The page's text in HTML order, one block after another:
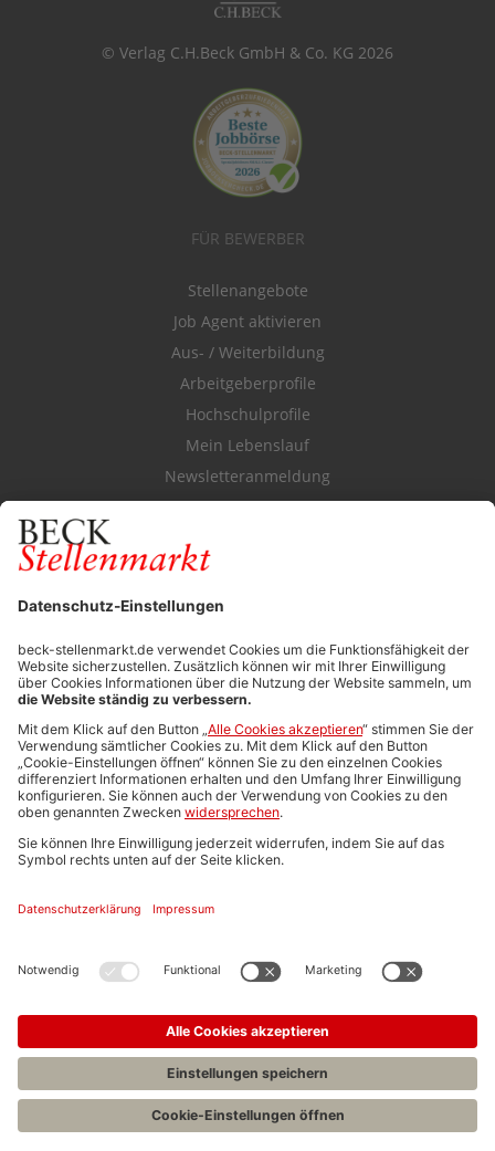
© Verlag C.H.Beck GmbH & Co. KG 2026
FÜR BEWERBER
Stellenangebote
Job Agent aktivieren
Aus- / Weiterbildung
Arbeitgeberprofile
Hochschulprofile
Mein Lebenslauf
Newsletteranmeldung
Durchsuchen Sie den Stellenkatalog
FÜR ARBEITGEBER
Stellenmarktpreise
Anzeigen-AGB
Media-Daten
Newsletteranmeldung
Produktübersicht
ALLGEMEIN
FAQs
Impressum
Stellenangebote C.H.BECK
Entwickelt durchJobiqo